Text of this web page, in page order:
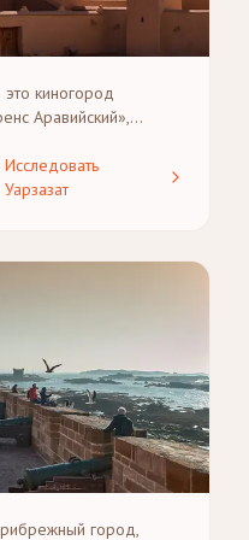
киногород
Аравийский»,
что делает его
Мерзуге и идеальным
Исследовать
Уарзазат
город,